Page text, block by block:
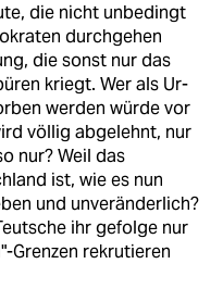
die nicht unbedingt
durchgehen
die sonst nur das
kriegt. Wer als Ur-
werden würde vor
völlig abgelehnt, nur
nur? Weil das
ist, wie es nun
und unveränderlich?
ihr gefolge nur
Grenzen rekrutieren